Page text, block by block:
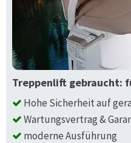
Treppenlift gebraucht:
Hohe Sicherheit auf
Wartungsvertrag &
moderne Ausführung